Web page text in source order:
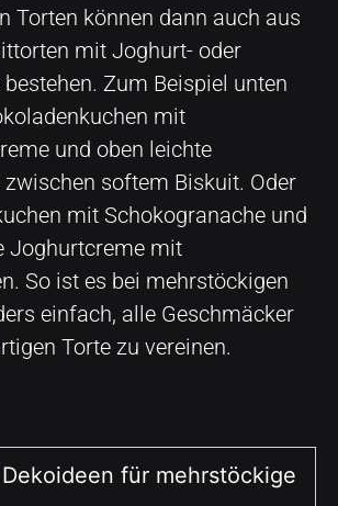
Torten können dann auch aus
mit Joghurt- oder
Zum Beispiel unten
mit
und oben leichte
zwischen softem Biskuit. Oder
mit Schokogranache und
Joghurtcreme mit
So ist es bei mehrstöckigen
einfach, alle Geschmäcker
Torte zu vereinen.
für mehrstöckige